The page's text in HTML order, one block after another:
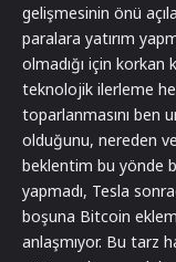
gelişmesinin önü
paralara yatırım
olmadığı için korkan
teknolojik ilerleme
toparlanmasını ben
olduğunu, nereden
beklentim bu yönde
yapmadı, Tesla
boşuna Bitcoin
anlaşmıyor. Bu tarz